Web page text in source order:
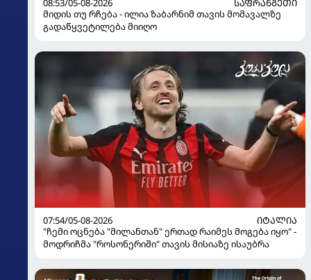
08:53/05-08-2026
ᲡᲐᲤᲠᲐᲜᲒᲔᲗᲘ
მიდის თუ რჩება - ილია ზაბარნიმ თავის მომავალზე
გადაწყვეტილება მიიღო
07:54/05-08-2026
ᲘᲢᲐᲚᲘᲐ
"ჩემი ოცნება "მილანთან" ერთად რაიმეს მოგება იყო" -
მოდრიჩმა "როსონერიში" თავის მისიაზე ისაუბრა